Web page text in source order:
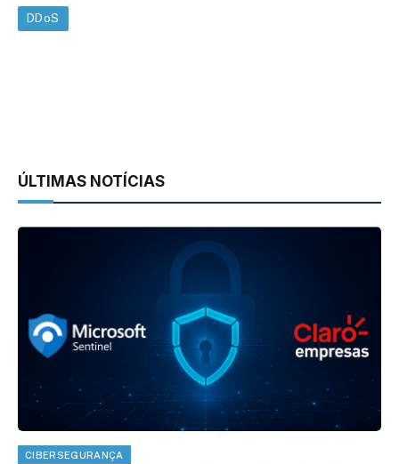
DDoS
ÚLTIMAS NOTÍCIAS
CIBERSEGURANÇA